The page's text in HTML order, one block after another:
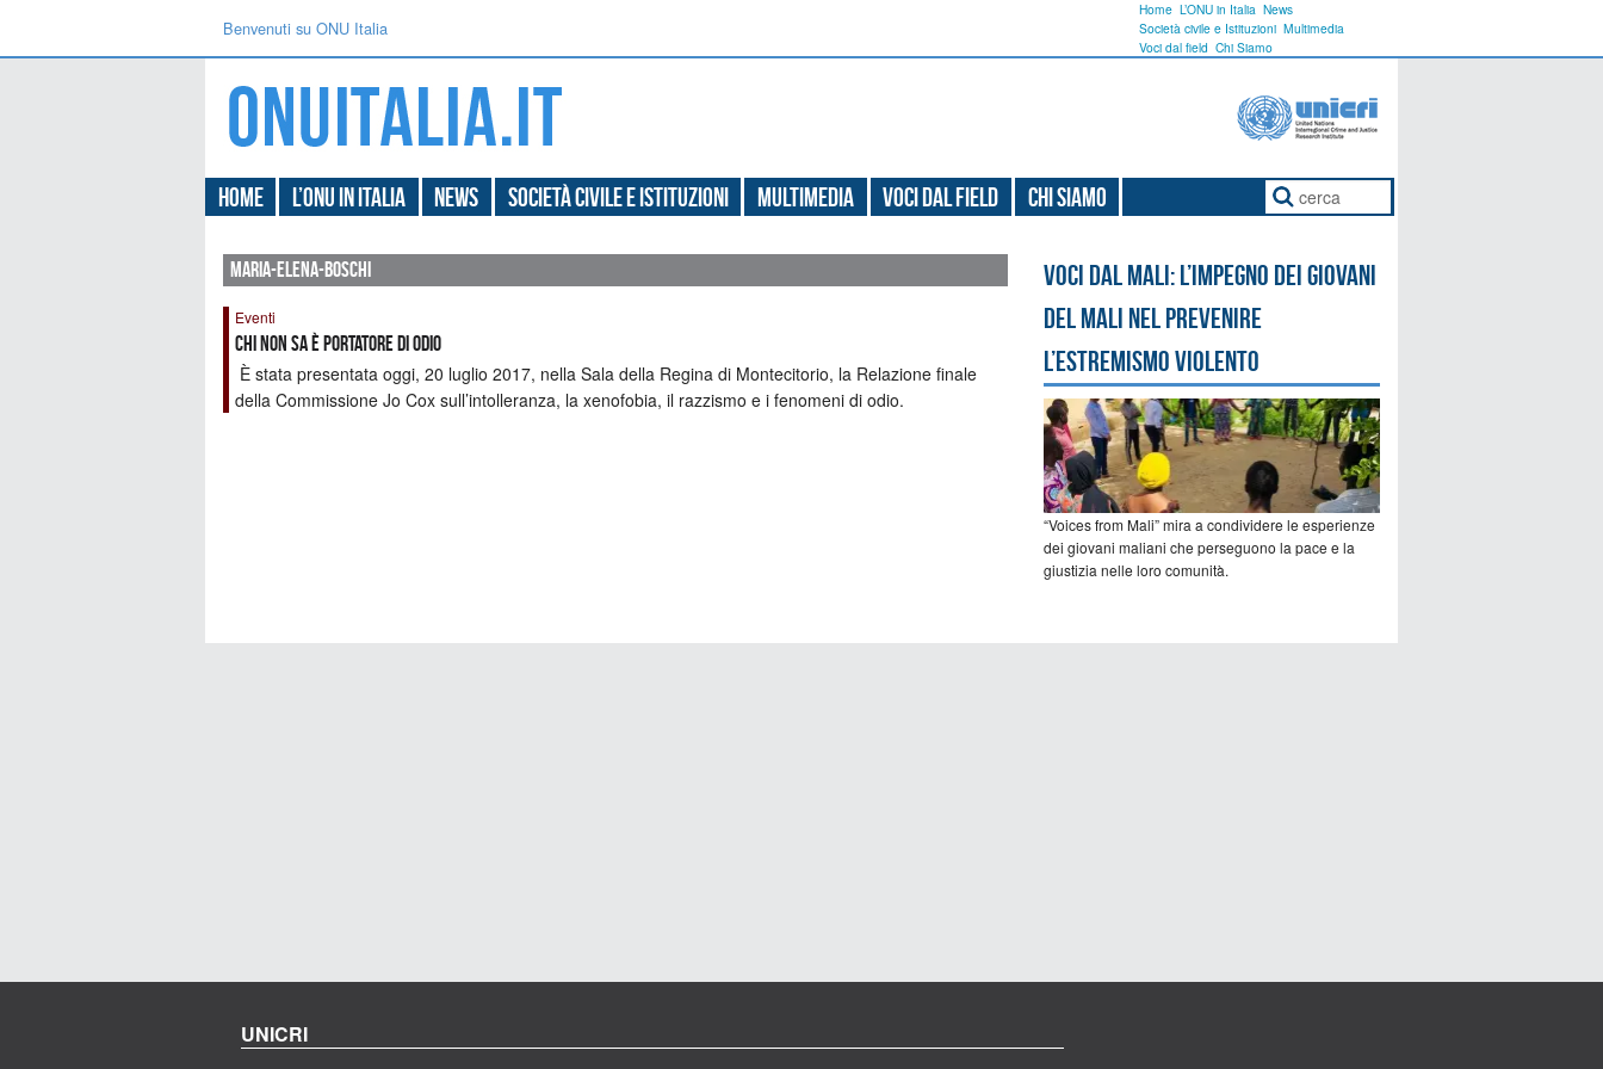
Benvenuti su ONU Italia
Home L’ONU in Italia News
Società civile e Istituzioni Multimedia
Voci dal field Chi Siamo
Home L’ONU in Italia News Società civile e Istituzioni Multimedia Voci dal field Chi Siamo
maria-elena-boschi
Eventi
Chi non sa è portatore di odio
È stata presentata oggi, 20 luglio 2017, nella Sala della Regina di Montecitorio, la Relazione finale
della Commissione Jo Cox sull’intolleranza, la xenofobia, il razzismo e i fenomeni di odio.
Voci dal Mali: l’impegno dei giovani
del Mali nel prevenire
l’estremismo violento
“Voices from Mali” mira a condividere le esperienze
dei giovani maliani che perseguono la pace e la
giustizia nelle loro comunità.
UNICRI